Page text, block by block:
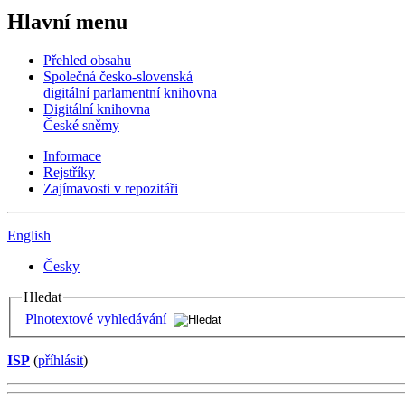
Hlavní menu
Přehled obsahu
Společná česko-slovenská
digitální parlamentní knihovna
Digitální knihovna
České sněmy
Informace
Rejstříky
Zajímavosti v repozitáři
English
Česky
Hledat
Plnotextové vyhledávání
ISP (příhlásit)